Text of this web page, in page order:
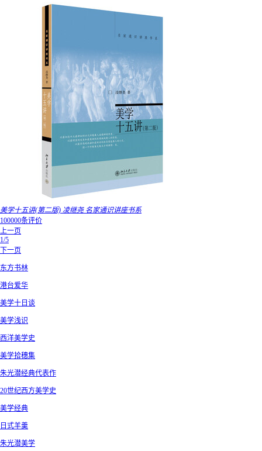
美学十五讲(第二版) 凌继尧 名家通识讲座书系
100000条评价
上一页
1/5
下一页
东方书林
港台爱华
美学十日谈
美学浅识
西洋美学史
美学拾穗集
朱光潜经典代表作
20世纪西方美学史
美学经典
日式羊羹
朱光潜美学